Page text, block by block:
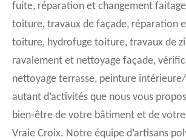
fuite, réparation et changement
toiture, travaux de façade, réparation
toiture, hydrofuge toiture, travaux de
ravalement et nettoyage façade,
nettoyage terrasse, peinture
autant d’activités que nous vous
bien-être de votre bâtiment et de
Vraie Croix. Notre équipe d’artisans